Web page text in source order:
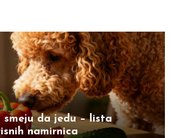
da jedu – lista
namirnica